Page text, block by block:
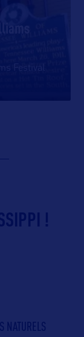
Festival
!
NATURELS